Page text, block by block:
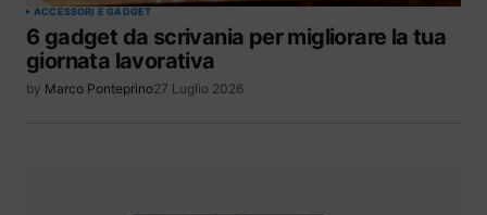
ACCESSORI E GADGET
6 gadget da scrivania per migliorare la tua
giornata lavorativa
by Marco Ponteprino27 Luglio 2026